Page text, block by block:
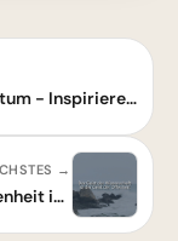
Gesundheit ist der größte Reichtum - Inspirierendes Zitat
→
Öffne deinen Geist: Die Weisheit der Offenheit in Wissenschaft und Leben